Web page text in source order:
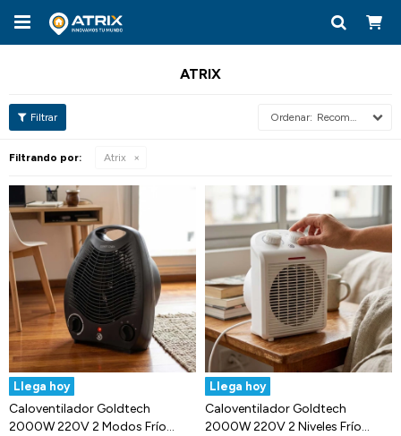

ATRIX
Recomendados
Filtrando por: Atrix
Llega hoy
Caloventilador Goldtech
2000W 220V 2 Modos Frío
Llega hoy
Caloventilador Goldtech
2000W 220V 2 Niveles Frío